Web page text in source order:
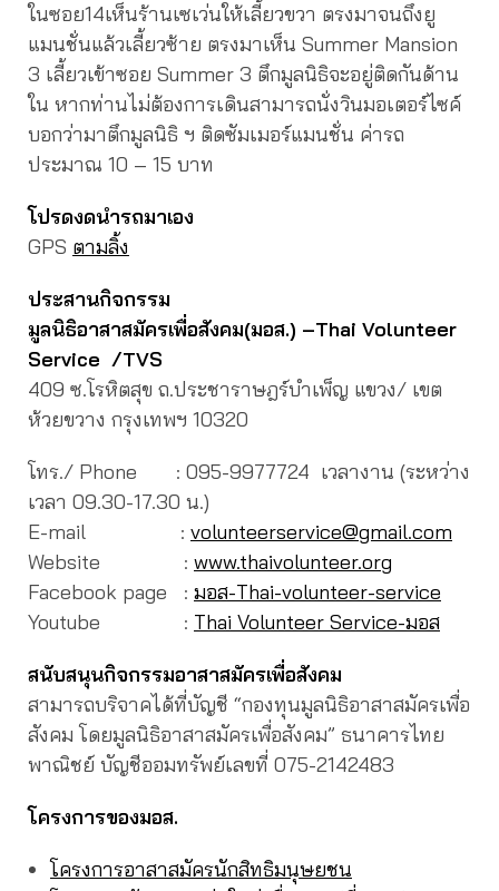
ในซอย14เห็นร้านเซเว่นให้เลี้ยวขวา ตรงมาจนถึงยู
แมนชั่นแล้วเลี้ยวซ้าย ตรงมาเห็น Summer Mansion
3 เลี้ยวเข้าซอย Summer 3 ตึกมูลนิธิจะอยู่ติดกันด้าน
ใน หากท่านไม่ต้องการเดินสามารถนั่งวินมอเตอร์ไซค์
บอกว่ามาตึกมูลนิธิ ฯ ติดซัมเมอร์แมนชั่น ค่ารถ
ประมาณ 10 – 15 บาท
โปรดงดนำรถมาเอง
GPS ตามลิ้ง
ประสานกิจกรรม
มูลนิธิอาสาสมัครเพื่อสังคม(มอส.) –Thai Volunteer
Service /TVS
409 ซ.โรหิตสุข ถ.ประชาราษฎร์บำเพ็ญ แขวง/ เขต
ห้วยขวาง กรุงเทพฯ 10320
โทร./ Phone : 095-9977724 เวลางาน (ระหว่าง
เวลา 09.30-17.30 น.)
E-mail : volunteerservice@gmail.com
Website : www.thaivolunteer.org
Facebook page : มอส-Thai-volunteer-service
Youtube : Thai Volunteer Service-มอส
สนับสนุนกิจกรรมอาสาสมัครเพื่อสังคม
สามารถบริจาคได้ที่บัญชี “กองทุนมูลนิธิอาสาสมัครเพื่อ
สังคม โดยมูลนิธิอาสาสมัครเพื่อสังคม” ธนาคารไทย
พาณิชย์ บัญชีออมทรัพย์เลขที่ 075-2142483
โครงการของมอส.
โครงการอาสาสมัครนักสิทธิมนุษยชน